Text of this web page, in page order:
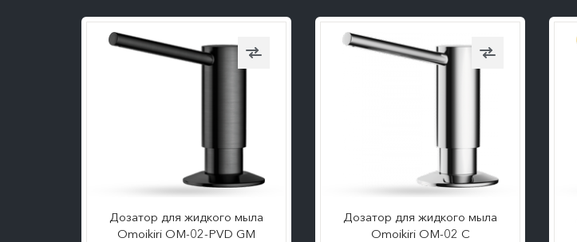
Дозатор для жидкого мыла
Omoikiri OM-02-PVD GM
Дозатор для жидкого мыла
Omoikiri OM-02 C